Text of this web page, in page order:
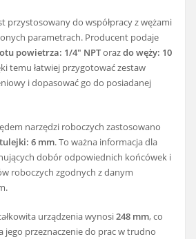
przystosowany do współpracy z wężami
parametrach. Producent podaje
powietrza: 1/4" NPTorazdo węży: 10
temu łatwiej przygotować zestaw
i dopasować go do posiadanej
narzędzi roboczych zastosowano
6 mm. To ważna informacja dla
dobór odpowiednich końcówek i
roboczych zgodnych z danym
urządzenia wynosi248 mm, co
jego przeznaczenie do prac w trudno